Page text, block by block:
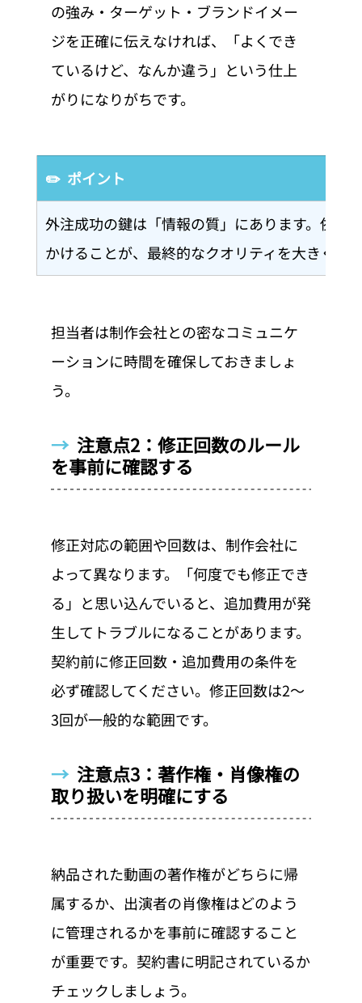
の強み・ターゲット・ブランドイメー
ジを正確に伝えなければ、「よくでき
ているけど、なんか違う」という仕上
がりになりがちです。
✏️  ポイント
外注成功の鍵は「情報の質」にあります。依頼
かけることが、最終的なクオリティを大きく左
担当者は制作会社との密なコミュニケ
ーションに時間を確保しておきましょ
う。
→ 注意点2：修正回数のルール
を事前に確認する
修正対応の範囲や回数は、制作会社に
よって異なります。「何度でも修正でき
る」と思い込んでいると、追加費用が発
生してトラブルになることがあります。
契約前に修正回数・追加費用の条件を
必ず確認してください。修正回数は2〜
3回が一般的な範囲です。
→ 注意点3：著作権・肖像権の
取り扱いを明確にする
納品された動画の著作権がどちらに帰
属するか、出演者の肖像権はどのよう
に管理されるかを事前に確認すること
が重要です。契約書に明記されているか
チェックしましょう。